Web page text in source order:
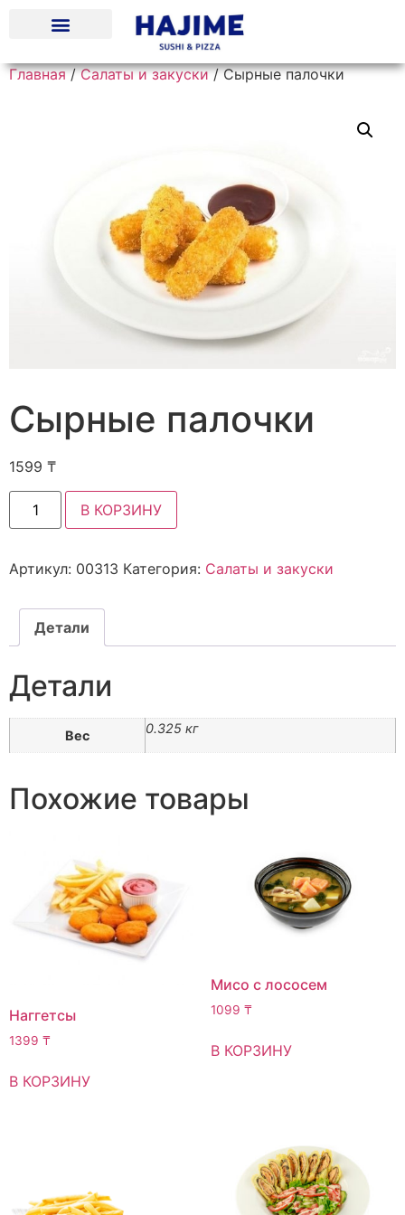
Главная/Салаты и закуски/ Сырные палочки
Сырные палочки
1599 ₸
В КОРЗИНУ
Артикул: 00313 Категория: Салаты и закуски
Детали
Детали
Вес 0.325 кг
Похожие товары
Наггетсы
1399 ₸
В КОРЗИНУ
Мисо с лососем
1099 ₸
В КОРЗИНУ